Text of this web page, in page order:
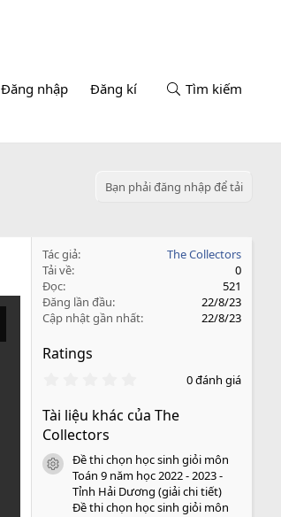
Đăng nhập Đăng kí Tìm kiếm
Bạn phải đăng nhập để tải
Tác giả
The Collectors
Tải về
0
Đọc
521
Đăng lần đầu
22/8/23
Cập nhật gần nhất
22/8/23
Ratings
0
0
o
0 đánh giá
Tài liệu khác của The
Collectors
icon tài liệu
Đề thi chọn học sinh giỏi môn
Toán 9 năm học 2022 - 2023 -
Tỉnh Hải Dương (giải chi tiết)
Đề thi chọn học sinh giỏi môn